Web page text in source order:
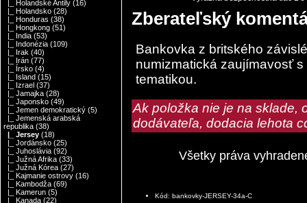
|_ Holandské Antily (16)
|_ Holandsko (28)
|_ Honduras (38)
|_ Hongkong (51)
|_ India (53)
|_ Indonézia (109)
|_ Irak (40)
|_ Irán (77)
|_ Írsko (4)
|_ Island (15)
|_ Izrael (37)
|_ Jamajka (28)
|_ Japonsko (49)
|_ Jemen demokratický (5)
|_ Jemenská arabská
republika (38)
|_ Jersey (18)
|_ Jordánsko (25)
|_ Juhoslávia (92)
|_ Južná Afrika (33)
|_ Južná Kórea (27)
|_ Kajmanie ostrovy (16)
|_ Kambodža (69)
|_ Kamerun (5)
|_ Kanada (22)
Zberateľský
Bankovka z britského
numizmatická zaujímavosť
tematikou.
Ak položka nie je na sklade,
dodávateľa, dodacia lehota
Všetky práva
Kód: bankovky-JERSEY-34a-C